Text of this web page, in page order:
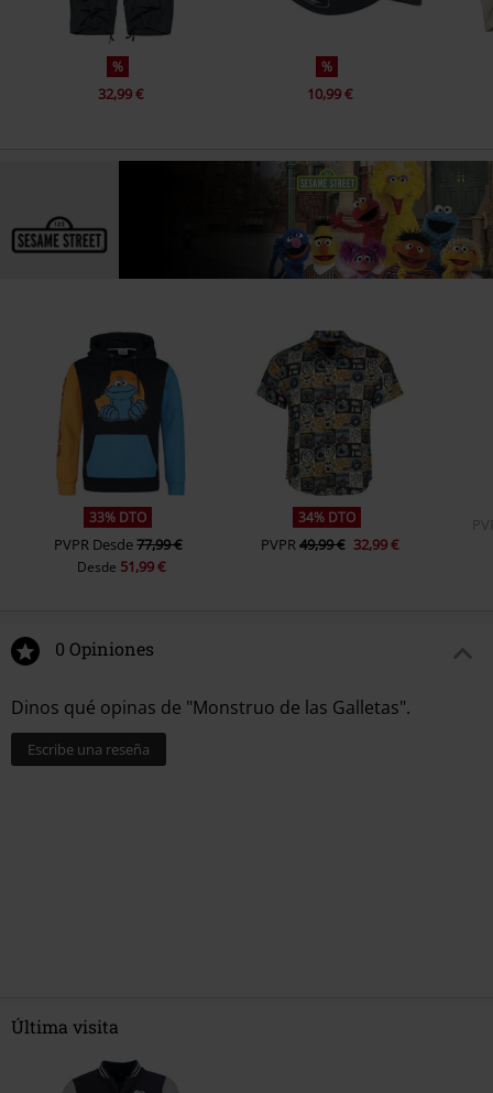
%
32,99 €
%
10,99 €
33% DTO
PVPR Desde77,99 €
Desde 51,99 €
34% DTO
PVPR49,99 € 32,99 €
0 Opiniones
Dinos qué opinas de "Monstruo de las Galletas".
Escribe una reseña
Última visita